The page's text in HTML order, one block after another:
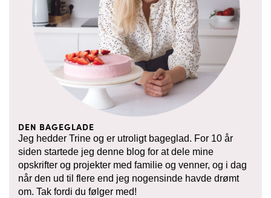
DEN BAGEGLADE
Jeg hedder Trine og er utroligt bageglad. For 10 år
siden startede jeg denne blog for at dele mine
opskrifter og projekter med familie og venner, og i dag
når den ud til flere end jeg nogensinde havde drømt
om. Tak fordi du følger med!